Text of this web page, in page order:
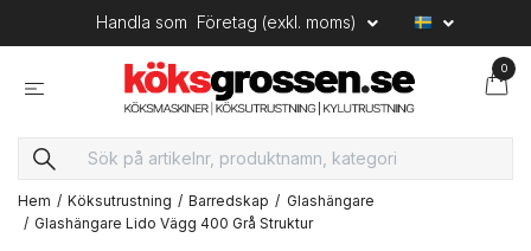
Handla som Företag (exkl. moms)
0
Hem Köksutrustning Barredskap
Glashängare
Glashängare Lido Vägg 400 Grå Struktur